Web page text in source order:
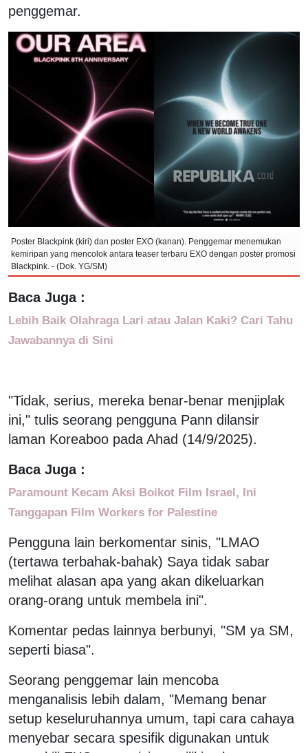
penggemar.
Poster Blackpink (kiri) dan poster EXO (kanan). Penggemar menemukan
kemiripan yang mencolok antara teaser terbaru EXO dengan poster promosi
Blackpink. - (Dok. YG/SM)
Baca Juga :
Lebih Baik Olahraga Lari atau Jalan Kaki? Cari Tahu
Jawabannya di Sini
"Tidak, serius, mereka benar-benar menjiplak
ini," tulis seorang pengguna Pann dilansir
laman Koreaboo pada Ahad (14/9/2025).
Baca Juga :
Paramount Kecam Aksi Boikot Film Israel, Ini
Tanggapan Film Workers for Palestine
Pengguna lain berkomentar sinis, "LMAO
(tertawa terbahak-bahak) Saya tidak sabar
melihat alasan apa yang akan dikeluarkan
orang-orang untuk membela ini".
Komentar pedas lainnya berbunyi, "SM ya SM,
seperti biasa".
Seorang penggemar lain mencoba
menganalisis lebih dalam, "Memang benar
setup keseluruhannya umum, tapi cara cahaya
menyebar secara spesifik digunakan untuk